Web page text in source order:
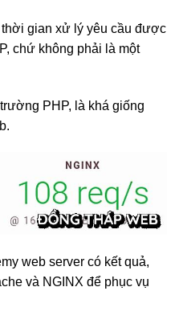
thời gian xử lý yêu cầu được
chứ không phải là một
PHP, là khá giống
web server có kết quả,
và NGINX để phục vụ